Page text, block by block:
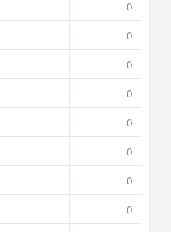
0
0
0
0
0
0
0
0